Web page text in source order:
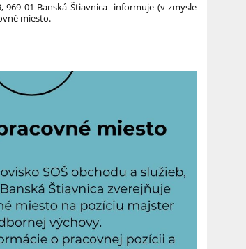
969 01 Banská Štiavnica informuje (v zmysle
miesto.